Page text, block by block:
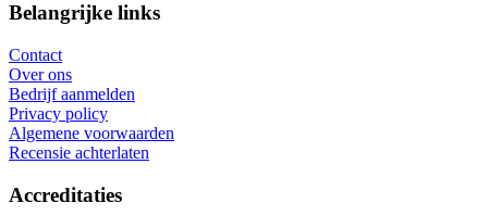
Belangrijke links
Contact
Over ons
Bedrijf aanmelden
Privacy policy
Algemene voorwaarden
Recensie achterlaten
Accreditaties